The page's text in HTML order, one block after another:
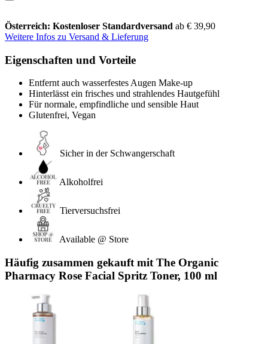
Österreich: Kostenloser Standardversand ab € 39,90
Weitere Infos zu Versand & Lieferung
Eigenschaften und Vorteile
Entfernt auch wasserfestes Augen Make-up
Hinterlässt ein frisches und strahlendes Hautgefühl
Für normale, empfindliche und sensible Haut
Glutenfrei, Vegan
Sicher in der Schwangerschaft
Alkoholfrei
Tierversuchsfrei
Available @ Store
Häufig zusammen gekauft mit The Organic
Pharmacy Rose Facial Spritz Toner, 100 ml